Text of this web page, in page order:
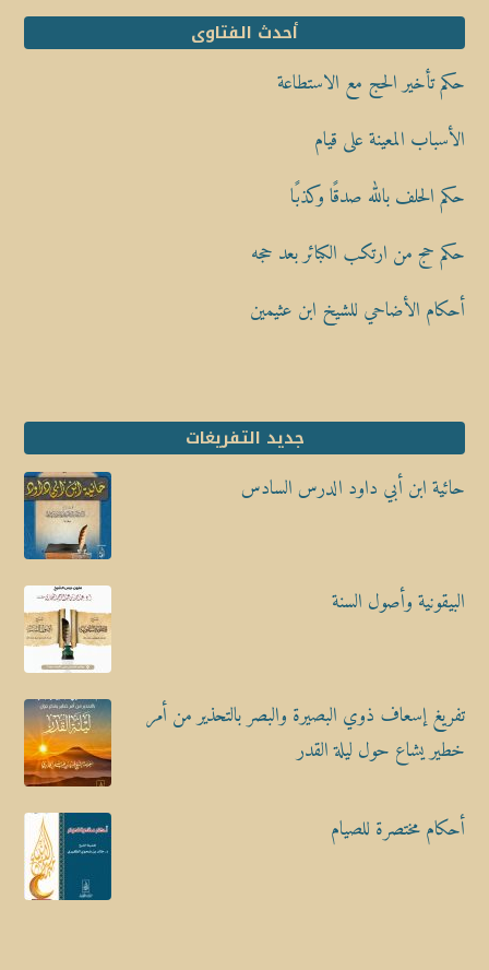
أحدث الفتاوى
حكم تأخير الحج مع الاستطاعة
الأسباب المعينة على قيام
حكم الحلف بالله صدقًا وكذبًا
حكم حج من ارتكب الكبائر بعد حجه
أحكام الأضاحي للشيخ ابن عثيمين
جديد التفريغات
حائية ابن أبي داود الدرس السادس
البيقونية وأصول السنة
تفريغ إسعاف ذوي البصيرة والبصر بالتحذير من أمر
خطير يشاع حول ليلة القدر
أحكام مختصرة للصيام